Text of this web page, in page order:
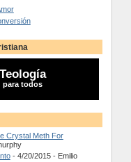
Teología
para todos
Crystal Meth For
- 4/20/2015- Emilio